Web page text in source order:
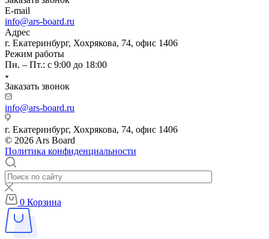
E-mail
info@ars-board.ru
Адрес
г. Екатеринбург, Хохрякова, 74, офис 1406
Режим работы
Пн. – Пт.: с 9:00 до 18:00
Заказать звонок
info@ars-board.ru
г. Екатеринбург, Хохрякова, 74, офис 1406
© 2026 Ars Board
Политика конфиденциальности
0 Корзина